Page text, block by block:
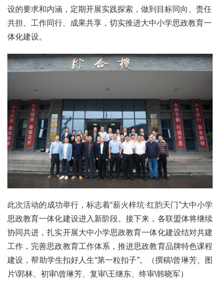
设的要求和内涵，定期开展实践探索，做到目标同向、责任
共担、工作同行、成果共享，切实推进大中小学思政教育一
体化建设。
此次活动的成功举行，标志着“薪火梓坑·红韵天门”大中小学
思政教育一体化建设进入新阶段。接下来，各联盟体将继续
协同共进，扎实开展大中小学思政教育一体化建设结对共建
工作，完善思政教育工作体系，推进思政教育品牌特色课程
建设，帮助学生扣好人生“第一粒扣子”。（撰稿\曾琳芳、图
片\郭林、初审\曾琳芳、复审\王继东、终审\韩晓军）